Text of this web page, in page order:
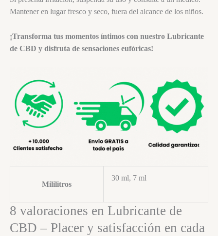
Mantener en lugar fresco y seco, fuera del alcance de los niños.
¡Transforma tus momentos íntimos con nuestro Lubricante
de CBD y disfruta de sensaciones eufóricas!
Mililitros
30 ml, 7 ml
8 valoraciones en Lubricante de
CBD – Placer y satisfacción en cada